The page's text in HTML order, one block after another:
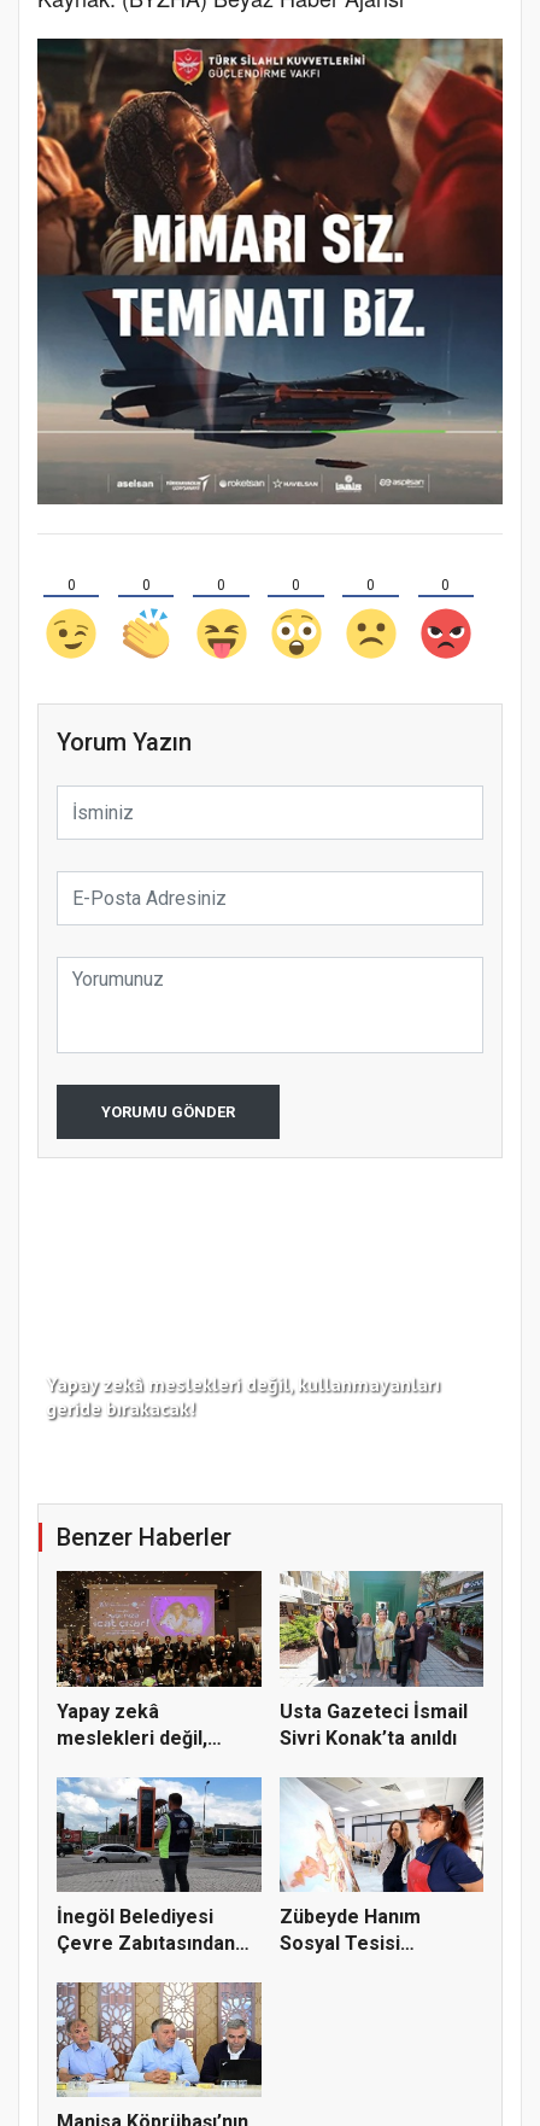
0 0 0 0 0 0
Yorum Yazın
YORUMU GÖNDER
Yapay zekâ meslekleri değil, kullanmayanları
geride bırakacak!
Benzer Haberler
Yapay zekâ
meslekleri değil,
Usta Gazeteci İsmail
Sivri Konak’ta anıldı
İnegöl Belediyesi
Çevre Zabıtasından
Zübeyde Hanım
Sosyal Tesisi